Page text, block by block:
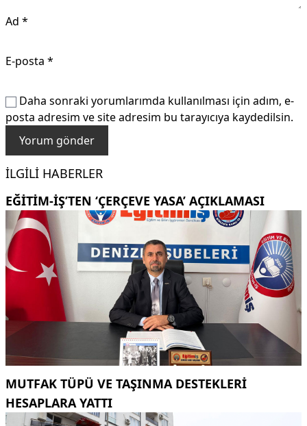
Ad *
E-posta *
Daha sonraki yorumlarımda kullanılması için adım, e-
posta adresim ve site adresim bu tarayıcıya kaydedilsin.
İLGILI HABERLER
EĞITIM-İŞ’TEN ‘ÇERÇEVE YASA’ AÇIKLAMASI
MUTFAK TÜPÜ VE TAŞINMA DESTEKLERI
HESAPLARA YATTI